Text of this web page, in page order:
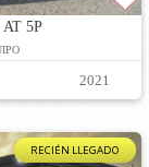
5P
2021
RECIÉN LLEGADO